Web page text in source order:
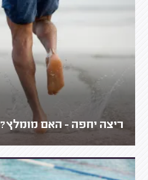
ריצה יחפה - האם מומלץ?